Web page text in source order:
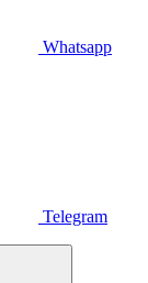
Whatsapp
Telegram